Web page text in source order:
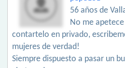
56 años de
No me
contartelo en privado,
mujeres de verdad!
Siempre dispuesto a pasar un